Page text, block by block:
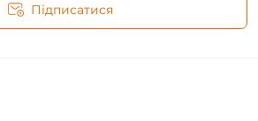
Підписатися